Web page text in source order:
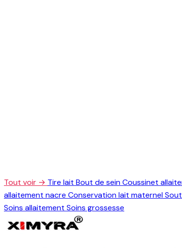
Tout voir → Tire lait Bout de seinCoussinet
allaitement nacre Conservation lait maternel
Soins allaitement Soins grossesse